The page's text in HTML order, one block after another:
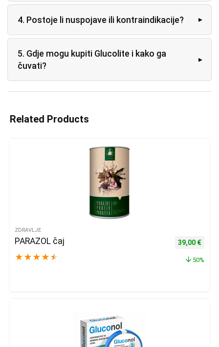
4. Postoje li nuspojave ili kontraindikacije?
5. Gdje mogu kupiti Glucolite i kako ga
čuvati?
Related Products
ZDRAVLJE
PARAZOL čaj
★ ★ ★ ★ ★
Izvorna
39,00 €
50%